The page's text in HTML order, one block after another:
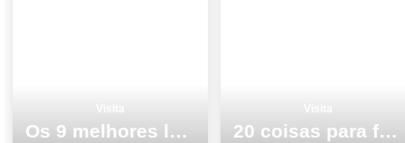
Os 9 melhores locais para visitar em Odemira 20 coisas para fazer e visitar no inverno em Viana do Castelo